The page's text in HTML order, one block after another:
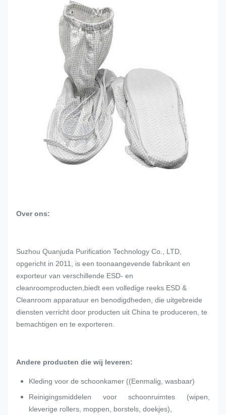
Over ons:
Suzhou Quanjuda Purification Technology Co., LTD,
opgericht in 2011, is een toonaangevende fabrikant en
exporteur van verschillende ESD- en
cleanroomproducten,biedt een volledige reeks ESD &
Cleanroom apparatuur en benodigdheden, die uitgebreide
diensten verricht door producten uit China te produceren, te
bemachtigen en te exporteren.
Andere producten die wij leveren:
Kleding voor de schoonkamer ((Eenmalig, wasbaar)
Reinigingsmiddelen voor schoonruimtes (wipen,
kleverige rollers, moppen, borstels, doekjes),